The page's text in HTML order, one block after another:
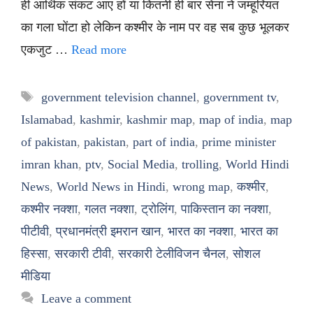
ही आर्थिक संकट आए हों या कितनी ही बार सेना ने जम्हूरियत
का गला घोंटा हो लेकिन कश्मीर के नाम पर वह सब कुछ भूलकर
एकजुट … Read more
Tags
government television channel, government tv,
Islamabad, kashmir, kashmir map, map of india, map
of pakistan, pakistan, part of india, prime minister
imran khan, ptv, Social Media, trolling, World Hindi
News, World News in Hindi, wrong map,कश्मीर,
कश्मीर नक्शा,गलत नक्शा,ट्रोलिंग,पाकिस्तान का नक्शा,
पीटीवी,प्रधानमंत्री इमरान खान, भारत का नक्शा, भारत का
हिस्सा,सरकारी टीवी,सरकारी टेलीविजन चैनल,सोशल
मीडिया
Leave a comment